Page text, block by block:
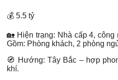
💰 5.5 tỷ
🏡 Hiện trạng: Nhà cấp 4, công
Gồm: Phòng khách, 2 phòng
🧭 Hướng: Tây Bắc – hợp
khí.